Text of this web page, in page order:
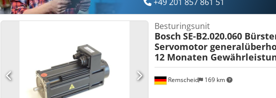
Remscheid 169 km
Besturingsunit
Bosch SE-B2.020.060
Servomotor
12 Monaten